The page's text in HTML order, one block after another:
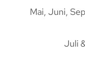
Mai, Juni,
Juli